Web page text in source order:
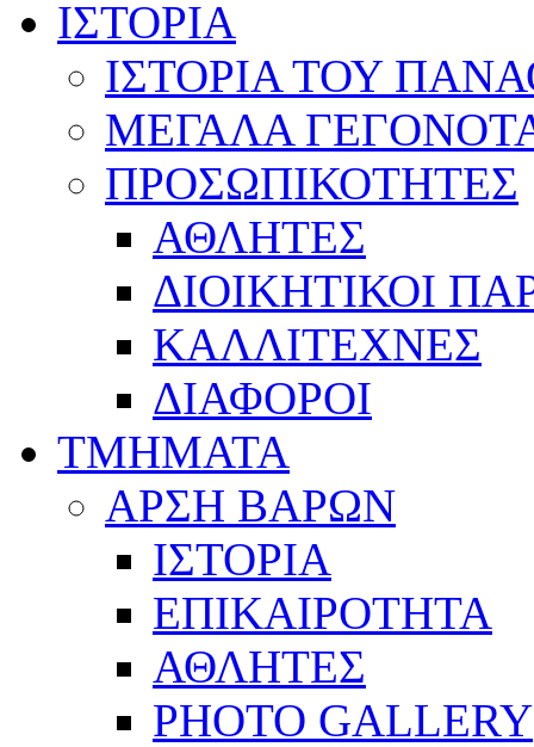
ΙΣΤΟΡΙΑ
ΙΣΤΟΡΙΑ ΤΟΥ
ΜΕΓΑΛΑ
ΠΡΟΣΩΠΙΚΟΤΗΤΕΣ
ΑΘΛΗΤΕΣ
ΔΙΟΙΚΗΤΙΚΟΙ
ΚΑΛΛΙΤΕΧΝΕΣ
ΔΙΑΦΟΡΟΙ
ΤΜΗΜΑΤΑ
ΑΡΣΗ ΒΑΡΩΝ
ΙΣΤΟΡΙΑ
ΕΠΙΚΑΙΡΟΤΗΤΑ
ΑΘΛΗΤΕΣ
PHOTO GALLERY